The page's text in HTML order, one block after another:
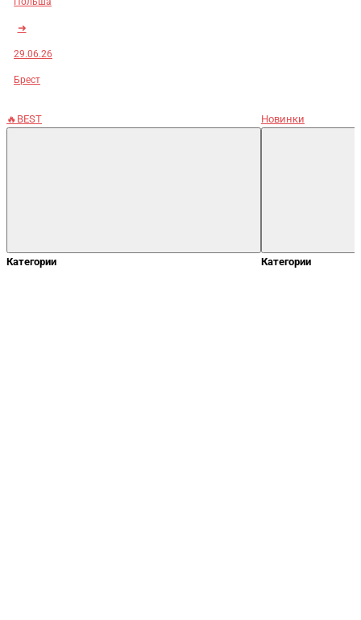
➜
29.06.26
Брест
🔥BEST
Категории
Новинки
Категории